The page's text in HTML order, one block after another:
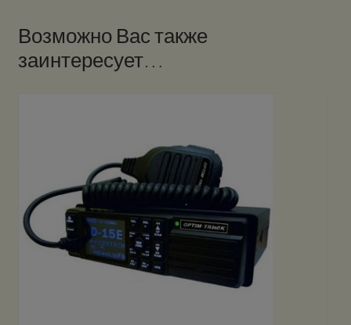
Возможно Вас также
заинтересует…